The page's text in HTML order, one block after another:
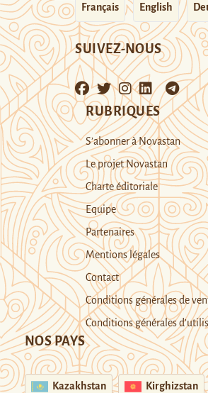
Français English
SUIVEZ-NOUS
RUBRIQUES
S’abonner à Novastan
Le projet Novastan
Charte éditoriale
Equipe
Partenaires
Mentions légales
Contact
Conditions générales de
Conditions générales
NOS PAYS
Kazakhstan Kirghizstan